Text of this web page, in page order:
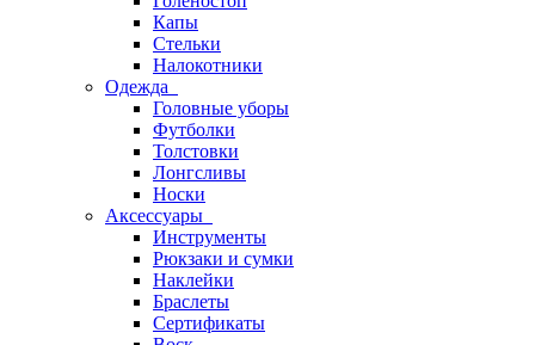
Капы
Стельки
Налокотники
Одежда
Головные уборы
Футболки
Толстовки
Лонгсливы
Носки
Аксессуары
Инструменты
Рюкзаки и сумки
Наклейки
Браслеты
Сертификаты